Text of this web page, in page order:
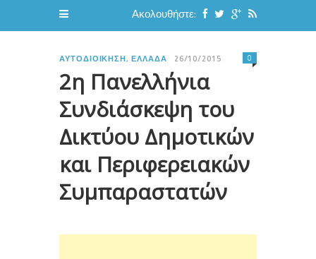
Ακολουθήστε:
ΑΥΤΟΔΙΟΊΚΗΣΗ,ΕΛΛΆΔΑ 26/10/2015
2η Πανελλήνια
Συνδιάσκεψη του
Δικτύου Δημοτικών
και Περιφερειακών
Συμπαραστατών
0